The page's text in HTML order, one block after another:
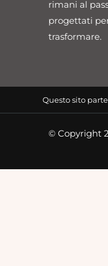
rimani al
progettati
trasformare.
Questo sito
© Copyright